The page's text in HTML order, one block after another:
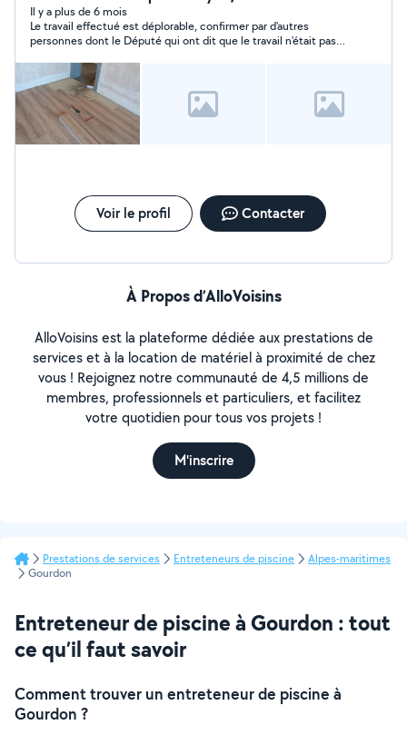
Il y a plus de 6 mois
Le travail effectué est déplorable, confirmer par d'autres
personnes dont le Député qui ont dit que le travail n'était pas
500£ puis proposer 1 300£ était loin d'être à la hauteur du
travail fourni, j'ai payé 800£...Une démarche judiciaire est en
cours !!! En résumé je me suis faite escroquée
Voir le profil Contacter
À Propos d’AlloVoisins
AlloVoisins est la plateforme dédiée aux prestations de
services et à la location de matériel à proximité de chez
vous ! Rejoignez notre communauté de 4,5 millions de
membres, professionnels et particuliers, et facilitez
votre quotidien pour tous vos projets !
M'inscrire
Prestations de services Entreteneurs de piscine
Alpes-maritimes
Gourdon
Entreteneur de piscine à Gourdon : tout
ce qu’il faut savoir
Comment trouver un entreteneur de piscine à
Gourdon ?